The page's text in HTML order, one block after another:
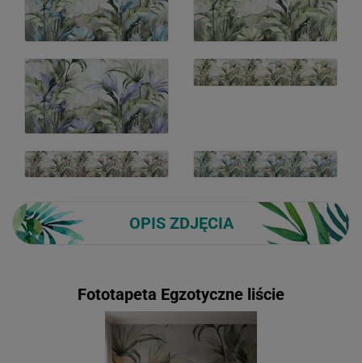
OPIS ZDJĘCIA
Fototapeta Egzotyczne liście